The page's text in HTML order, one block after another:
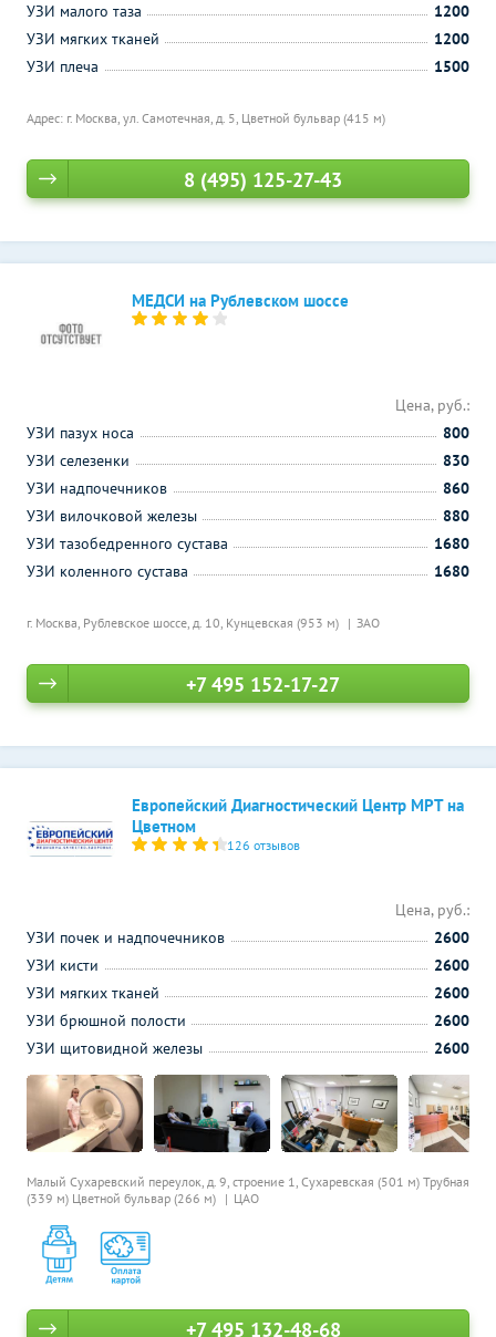
Адрес: г. Москва, ул. Самотечная, д. 5, Цветной бульвар (415 м)
УЗИ малого таза
1200
УЗИ мягких тканей
1200
УЗИ плеча
1500
8 (495) 125-27-43
МЕДСИ на Рублевском шоссе
г. Москва, Рублевское шоссе, д. 10, Кунцевская (953 м) ЗАО
Цена, руб.:
УЗИ пазух носа
800
УЗИ селезенки
830
УЗИ надпочечников
860
УЗИ вилочковой железы
880
УЗИ тазобедренного сустава
1680
УЗИ коленного сустава
1680
+7 495 152-17-27
Европейский Диагностический Центр МРТ на
Цветном
126 отзывов
Малый Сухаревский переулок, д. 9, строение 1, Сухаревская (501 м) Трубная
(339 м) Цветной бульвар (266 м) ЦАО
Цена, руб.:
УЗИ почек и надпочечников
2600
УЗИ кисти
2600
УЗИ мягких тканей
2600
УЗИ брюшной полости
2600
УЗИ щитовидной железы
2600
+7 495 132-48-68